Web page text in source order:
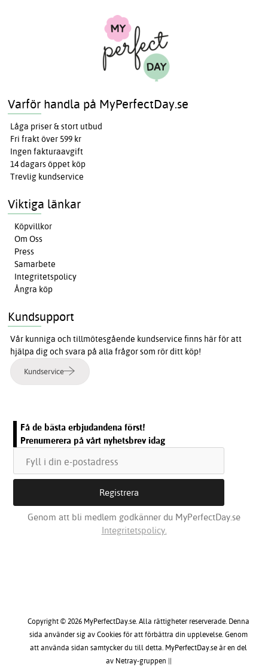
Varför handla på MyPerfectDay.se
Låga priser & stort utbud
Fri frakt över 599 kr
Ingen fakturaavgift
14 dagars öppet köp
Trevlig kundservice
Viktiga länkar
Köpvillkor
Om Oss
Press
Samarbete
Integritetspolicy
Ångra köp
Kundsupport
Vår kunniga och tillmötesgående kundservice finns här för att
hjälpa dig och svara på alla frågor som rör ditt köp!
Kundservice
Få de bästa erbjudandena först!
Prenumerera på vårt nyhetsbrev idag
Genom att bli medlem godkänner du MyPerfectDay.se
Integritetspolicy.
Copyright © 2026 MyPerfectDay.se. Alla rättigheter reserverade. Denna
sida använder sig av Cookies för att förbättra din upplevelse. Genom
att använda sidan samtycker du till detta. MyPerfectDay.se är en del
av Netray-gruppen ||